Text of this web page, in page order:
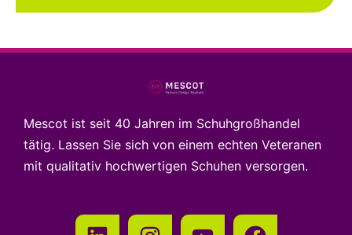
Mescot ist seit 40 Jahren im Schuhgroßhandel
tätig. Lassen Sie sich von einem echten Veteranen
mit qualitativ hochwertigen Schuhen versorgen.